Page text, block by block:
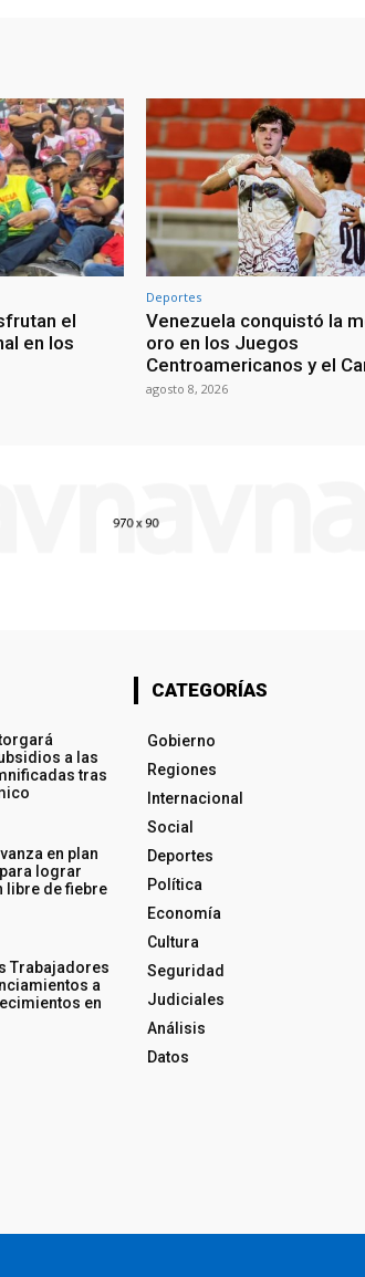
el
en los
Deportes
Venezuela conquistó la
oro en los Juegos
Centroamericanos y el
agosto 8, 2026
a las
tras
en plan
lograr
libre de fiebre
Trabajadores
a
en
CATEGORÍAS
Gobierno
Regiones
Internacional
Social
Deportes
Política
Economía
Cultura
Seguridad
Judiciales
Análisis
Datos